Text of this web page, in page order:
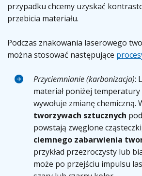
przypadku chcemy uzyskać
przebicia materiału.
Podczas znakowania laserowego
można stosować następujące
Przyciemnianie (karbonizacja):
materiał poniżej
wywołuje zmianę chemiczną.
tworzywach sztucznych
powstają zwęglone
ciemnego zabarwienia
przykład przezroczysty lub
może po przejściu impulsu